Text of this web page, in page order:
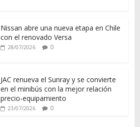
Nissan abre una nueva etapa en Chile
con el renovado Versa
28/07/2026 0
JAC renueva el Sunray y se convierte
en el minibús con la mejor relación
precio-equipamiento
23/07/2026 0